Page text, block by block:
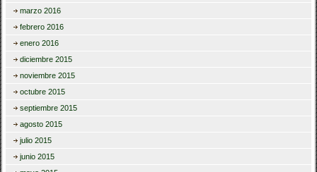
marzo 2016
febrero 2016
enero 2016
diciembre 2015
noviembre 2015
octubre 2015
septiembre 2015
agosto 2015
julio 2015
junio 2015